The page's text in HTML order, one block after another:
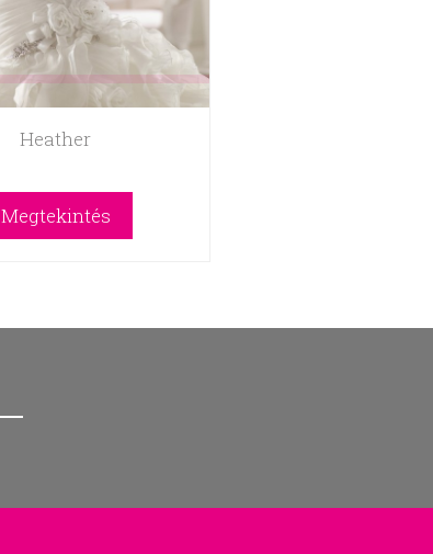
Heather
Megtekintés